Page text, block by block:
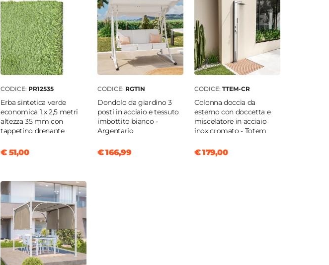
CODICE: PR12535
Erba sintetica verde
economica 1 x 2,5 metri
altezza 35 mm con
tappetino drenante
€ 51,00
CODICE: RGT1N
Dondolo da giardino 3
posti in acciaio e tessuto
imbottito bianco -
Argentario
€ 166,99
CODICE: TTEM-CR
Colonna doccia da
esterno con doccetta e
miscelatore in acciaio
inox cromato - Totem
€ 179,00